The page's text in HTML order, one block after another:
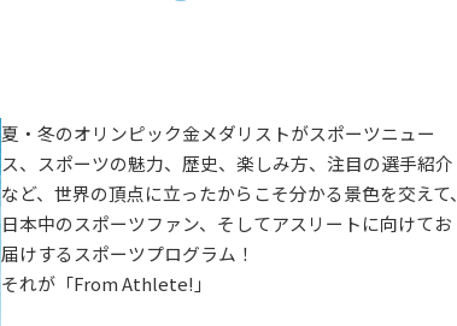
夏・冬のオリンピック金メダリストがスポーツニュー
ス、スポーツの魅力、歴史、楽しみ方、注目の選手紹介
など、世界の頂点に立ったからこそ分かる景色を交えて、
日本中のスポーツファン、そしてアスリートに向けてお
届けするスポーツプログラム！
それが「From Athlete!」